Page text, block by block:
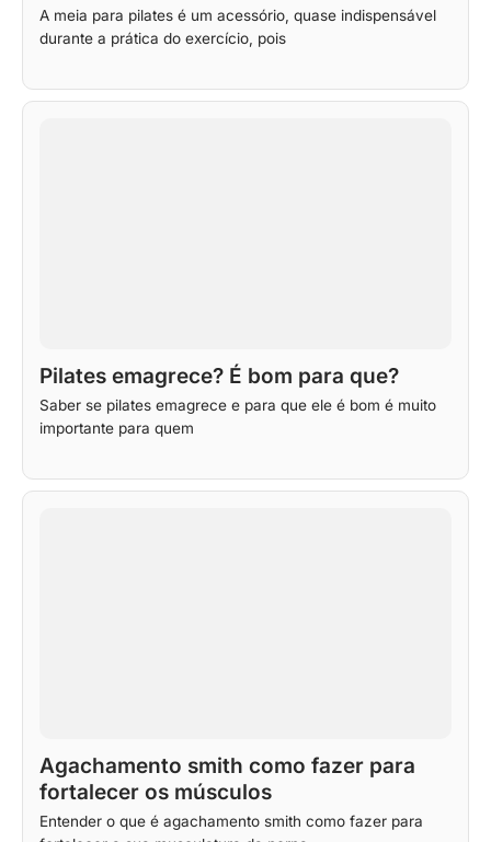
A meia para pilates é um acessório, quase indispensável
durante a prática do exercício, pois
Pilates emagrece? É bom para que?
Saber se pilates emagrece e para que ele é bom é muito
importante para quem
Agachamento smith como fazer para
fortalecer os músculos
Entender o que é agachamento smith como fazer para